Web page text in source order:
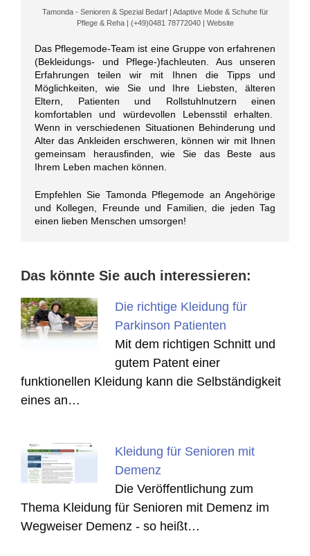
Tamonda - Senioren & Spezial Bedarf | Adaptive Mode & Schuhe für
Pflege & Reha | (+49)0481 78772040 | Website
Das Pflegemode-Team ist eine Gruppe von erfahrenen
(Bekleidungs- und Pflege-)fachleuten. Aus unseren
Erfahrungen teilen wir mit Ihnen die Tipps und
Möglichkeiten, wie Sie und Ihre Liebsten, älteren
Eltern, Patienten und Rollstuhlnutzern einen
komfortablen und würdevollen Lebensstil erhalten.
Wenn in verschiedenen Situationen Behinderung und
Alter das Ankleiden erschweren, können wir mit Ihnen
gemeinsam herausfinden, wie Sie das Beste aus
Ihrem Leben machen können.
Empfehlen Sie Tamonda Pflegemode an Angehörige
und Kollegen, Freunde und Familien, die jeden Tag
einen lieben Menschen umsorgen!
Das könnte Sie auch interessieren:
Die richtige Kleidung für
Parkinson Patienten
Mit dem richtigen Schnitt und
gutem Patent einer
funktionellen Kleidung kann die Selbständigkeit
eines an…
Kleidung für Senioren mit
Demenz
Die Veröffentlichung zum
Thema Kleidung für Senioren mit Demenz im
Wegweiser Demenz - so heißt…